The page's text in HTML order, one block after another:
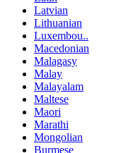
Latvian
Lithuanian
Luxembou..
Macedonian
Malagasy
Malay
Malayalam
Maltese
Maori
Marathi
Mongolian
Burmese